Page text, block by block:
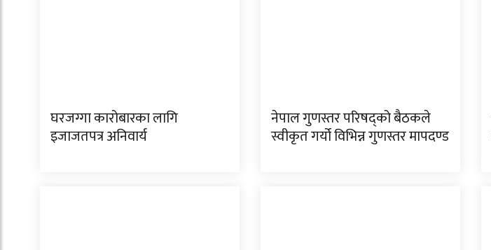
घरजग्गा कारोबारका लागि
इजाजतपत्र अनिवार्य
नेपाल गुणस्तर परिषद्को बैठकले
स्वीकृत गर्यो विभिन्न गुणस्तर मापदण्ड